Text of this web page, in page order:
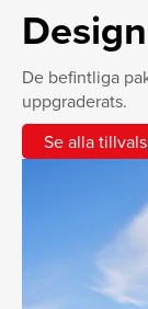
De befintliga
uppgraderats.
Se alla